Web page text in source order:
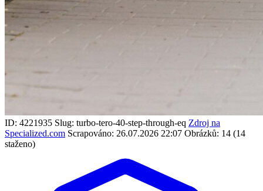
ID: 4221935 Slug: turbo-tero-40-step-through-eq Zdroj na
Specialized.com Scrapováno: 26.07.2026 22:07 Obrázků: 14 (14
staženo)